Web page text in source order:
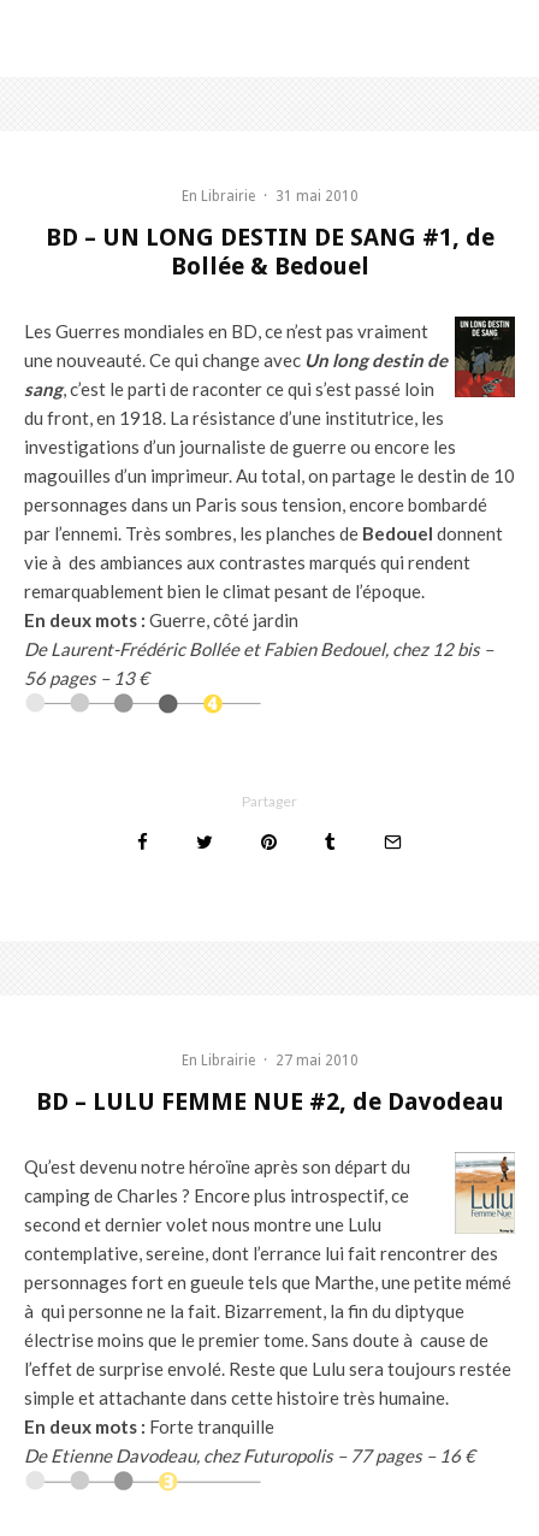
En Librairie · 31 mai 2010
BD – UN LONG DESTIN DE SANG #1, de
Bollée & Bedouel
Les Guerres mondiales en BD, ce n’est pas vraiment
une nouveauté. Ce qui change avec Un long destin de
sang, c’est le parti de raconter ce qui s’est passé loin
du front, en 1918. La résistance d’une institutrice, les
investigations d’un journaliste de guerre ou encore les
magouilles d’un imprimeur. Au total, on partage le destin de 10
personnages dans un Paris sous tension, encore bombardé
par l’ennemi. Très sombres, les planches de Bedouel donnent
vie à des ambiances aux contrastes marqués qui rendent
remarquablement bien le climat pesant de l’époque.
En deux mots : Guerre, côté jardin
De Laurent-Frédéric Bollée et Fabien Bedouel, chez 12 bis –
56 pages – 13 €
Partager
En Librairie · 27 mai 2010
BD – LULU FEMME NUE #2, de Davodeau
Qu’est devenu notre héroïne après son départ du
camping de Charles ? Encore plus introspectif, ce
second et dernier volet nous montre une Lulu
contemplative, sereine, dont l’errance lui fait rencontrer des
personnages fort en gueule tels que Marthe, une petite mémé
à qui personne ne la fait. Bizarrement, la fin du diptyque
électrise moins que le premier tome. Sans doute à cause de
l’effet de surprise envolé. Reste que Lulu sera toujours restée
simple et attachante dans cette histoire très humaine.
En deux mots : Forte tranquille
De Etienne Davodeau, chez Futuropolis – 77 pages – 16 €